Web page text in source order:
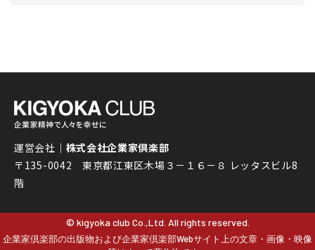
運営会社｜ 株式会社企業家倶楽部
〒135-0042 東京都江東区木場３－１６－８ レッタスビル8
階
© kigyoka club Co.,Ltd. All rights reserved.
企業家倶楽部の出版物および企業家倶楽部Webサイト上の文章・画像・映像